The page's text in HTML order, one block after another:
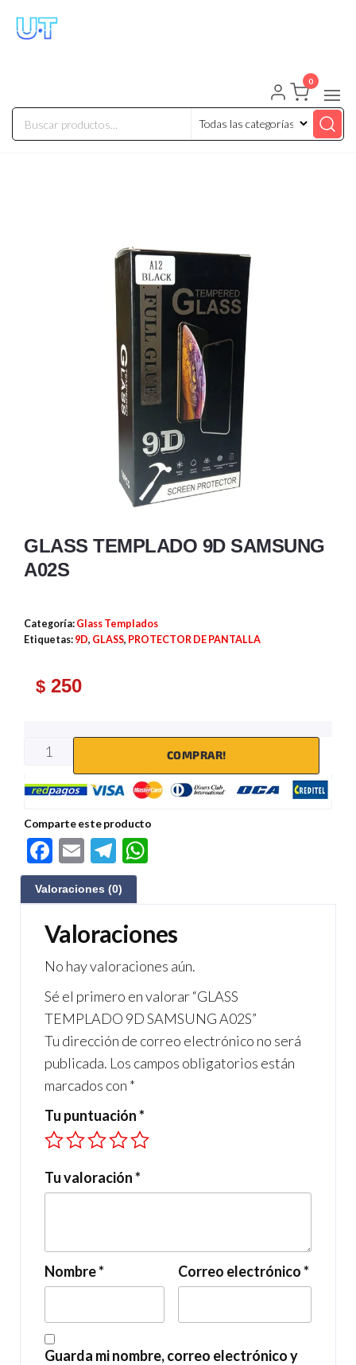
0
GLASS TEMPLADO 9D SAMSUNG
A02S
Categoría: Glass Templados
Etiquetas: 9D, GLASS, PROTECTOR DE PANTALLA
$ 250
COMPRAR!
Comparte este producto
F
ac
e
b
o
o
k
E
m
ail
Te
le
gr
a
m
s
A
p
p
Valoraciones (0)
Valoraciones
No hay valoraciones aún.
Sé el primero en valorar “GLASS
TEMPLADO 9D SAMSUNG A02S”
Tu dirección de correo electrónico no será
publicada. Los campos obligatorios están
marcados con *
Tu puntuación*
Tu valoración*
Nombre* Correo electrónico*
Guarda mi nombre, correo electrónico y